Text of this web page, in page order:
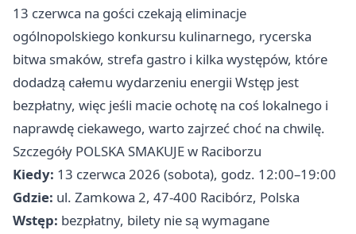
13 czerwca na gości czekają eliminacje
ogólnopolskiego konkursu kulinarnego, rycerska
bitwa smaków, strefa gastro i kilka występów, które
dodadzą całemu wydarzeniu energii Wstęp jest
bezpłatny, więc jeśli macie ochotę na coś lokalnego i
naprawdę ciekawego, warto zajrzeć choć na chwilę.
Szczegóły POLSKA SMAKUJE w Raciborzu
Kiedy: 13 czerwca 2026 (sobota), godz. 12:00–19:00
Gdzie: ul. Zamkowa 2, 47-400 Racibórz, Polska
Wstęp: bezpłatny, bilety nie są wymagane